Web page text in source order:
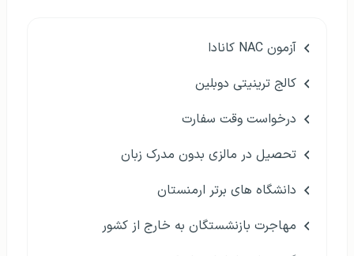
آزمون NAC کانادا
کالج ترینیتی دوبلین
درخواست وقت سفارت
تحصیل در مالزی بدون مدرک زبان
دانشگاه های برتر ارمنستان
مهاجرت بازنشستگان به خارج از کشور